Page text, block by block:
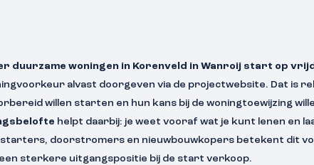
duurzame woningen in Korenveld in Wanroij start op
alvast doorgeven via de projectwebsite. Dat is
willen starten en hun kans bij de woningtoewijzing
helpt daarbij: je weet vooraf wat je kunt lenen en
doorstromers en nieuwbouwkopers betekent dit
sterkere uitgangspositie bij de start verkoop.